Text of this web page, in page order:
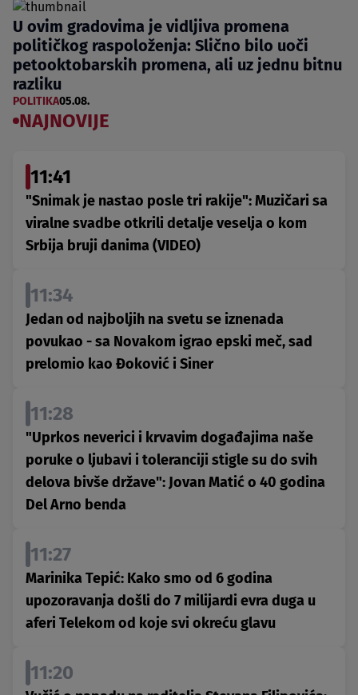
U ovim gradovima je vidljiva promena
političkog raspoloženja: Slično bilo uoči
petooktobarskih promena, ali uz jednu bitnu
razliku
POLITIKA05.08.
NAJNOVIJE
11:41
"Snimak je nastao posle tri rakije": Muzičari sa
viralne svadbe otkrili detalje veselja o kom
Srbija bruji danima (VIDEO)
11:34
Jedan od najboljih na svetu se iznenada
povukao - sa Novakom igrao epski meč, sad
prelomio kao Đoković i Siner
11:28
"Uprkos neverici i krvavim događajima naše
poruke o ljubavi i toleranciji stigle su do svih
delova bivše države": Jovan Matić o 40 godina
Del Arno benda
11:27
Marinika Tepić: Kako smo od 6 godina
upozoravanja došli do 7 milijardi evra duga u
aferi Telekom od koje svi okreću glavu
11:20